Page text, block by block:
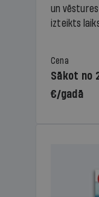
un
izteikts
Cena
Sākot no
€/gadā